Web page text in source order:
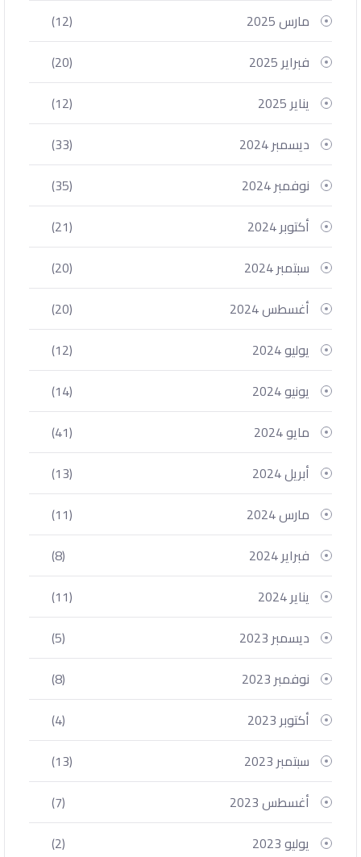
مارس 2025
(12)
فبراير 2025
(20)
يناير 2025
(12)
ديسمبر 2024
(33)
نوفمبر 2024
(35)
أكتوبر 2024
(21)
سبتمبر 2024
(20)
أغسطس 2024
(20)
يوليو 2024
(12)
يونيو 2024
(14)
مايو 2024
(41)
أبريل 2024
(13)
مارس 2024
(11)
فبراير 2024
(8)
يناير 2024
(11)
ديسمبر 2023
(5)
نوفمبر 2023
(8)
أكتوبر 2023
(4)
سبتمبر 2023
(13)
أغسطس 2023
(7)
يوليو 2023
(2)